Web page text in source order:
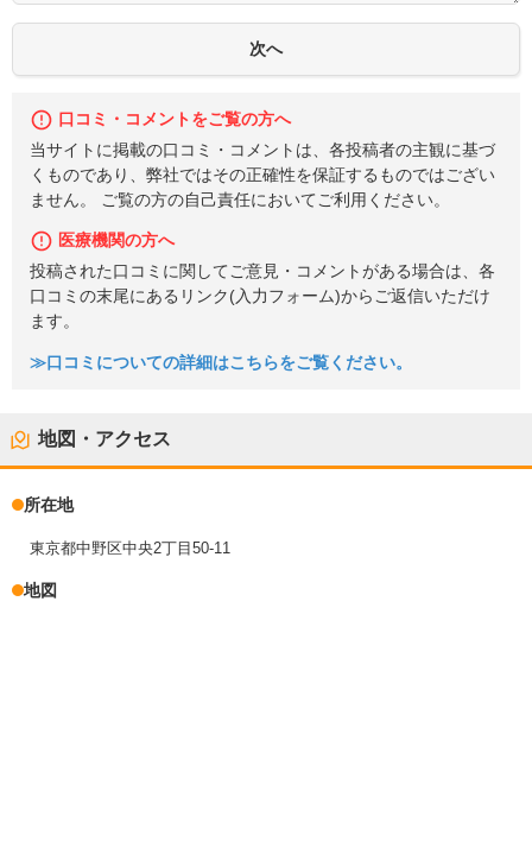
口コミ・コメントをご覧の方へ
当サイトに掲載の口コミ・コメントは、各投稿者の主観に基づ
くものであり、弊社ではその正確性を保証するものではござい
ません。 ご覧の方の自己責任においてご利用ください。
医療機関の方へ
投稿された口コミに関してご意見・コメントがある場合は、各
口コミの末尾にあるリンク(入力フォーム)からご返信いただけ
ます。
≫口コミについての詳細はこちらをご覧ください。
地図・アクセス
所在地
東京都中野区中央2丁目50-11
地図